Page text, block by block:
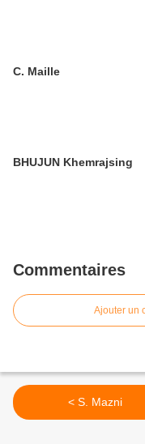
C. Maille
BHUJUN Khemrajsing
Commentaires
Ajouter un
< S. Mazni